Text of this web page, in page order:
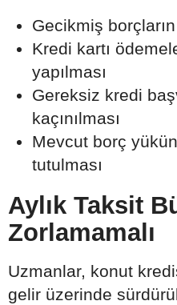
Gecikmiş borçların
Kredi kartı
yapılması
Gereksiz kredi
kaçınılması
Mevcut borç
tutulması
Aylık Taksit
Zorlamamalı
Uzmanlar, konut
gelir üzerinde